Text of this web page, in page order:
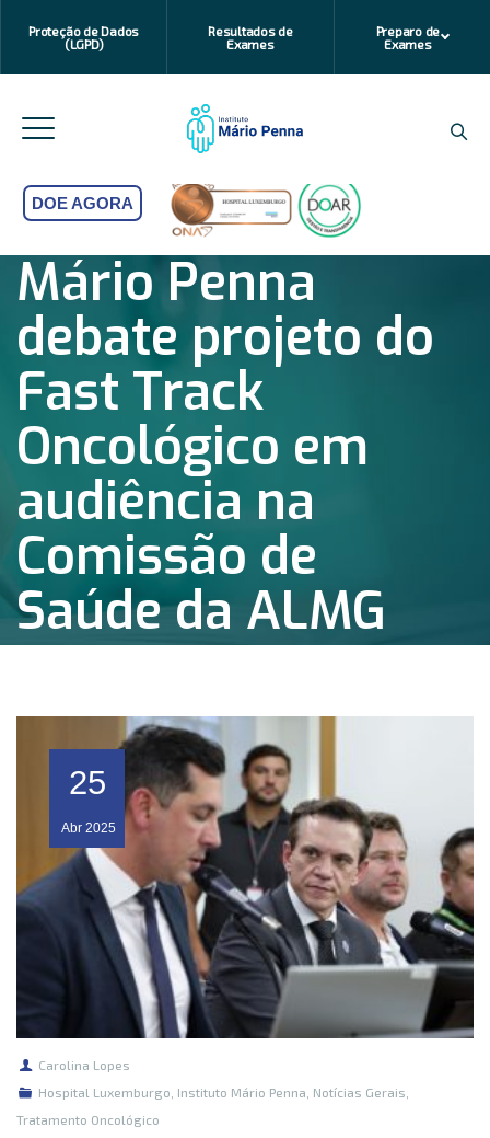
Proteção de Dados
(LGPD)
Resultados de
Exames
Preparo de
Exames
DOE AGORA
Mário Penna
debate projeto do
Fast Track
Oncológico em
audiência na
Comissão de
Saúde da ALMG
25
Abr 2025
Carolina Lopes
Hospital Luxemburgo Instituto Mário Penna Notícias Gerais
Tratamento Oncológico